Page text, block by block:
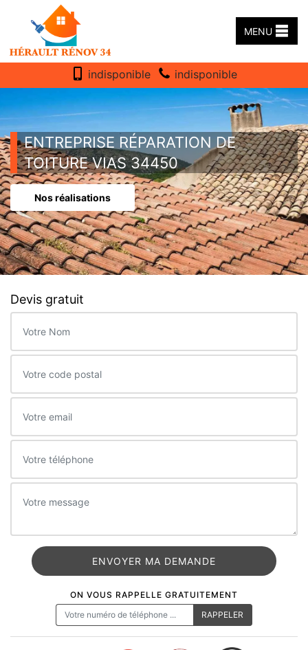
MENU
indisponible indisponible
ENTREPRISE RÉPARATION DE
TOITURE VIAS 34450
Nos réalisations
Devis gratuit
ON VOUS RAPPELLE GRATUITEMENT